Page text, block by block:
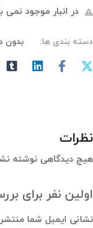
در انبار موجود نمی
دسته بندی ها: بدون
نظرات
هیچ دیدگاهی نوشته
اولین نفر برای
نشانی ایمیل شما